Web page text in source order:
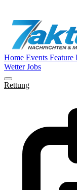
Home Events Feature
WetterJobs
Rettung